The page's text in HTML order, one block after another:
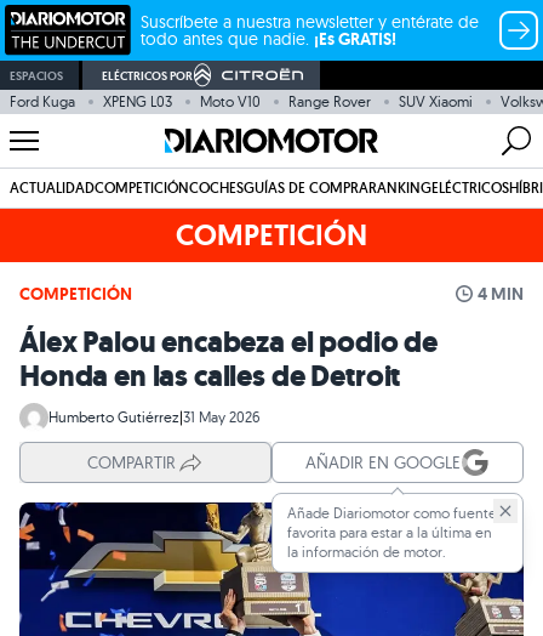
Suscríbete a nuestra newsletter y entérate de
todo antes que nadie. ¡Es GRATIS!
ESPACIOS ELÉCTRICOS POR
Ford Kuga XPENG L03 Moto V10 Range Rover SUV Xiaomi
ACTUALIDADCOMPETICIÓNCOCHESGUÍAS DE COMPRARANKINGELÉCTRICOS
COMPETICIÓN
COMPETICIÓN 4 MIN
Álex Palou encabeza el podio de
Honda en las calles de Detroit
Humberto Gutiérrez|31 May 2026
COMPARTIR AÑADIR EN GOOGLE
Añade Diariomotor como fuente
favorita para estar a la última en
la información de motor.